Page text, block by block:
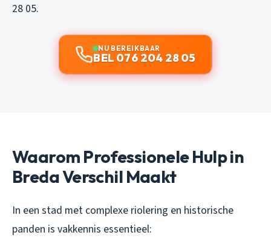
28 05.
NU BEREIKBAAR
BEL 076 204 28 05
Waarom Professionele Hulp in
Breda Verschil Maakt
In een stad met complexe riolering en historische
panden is vakkennis essentieel: